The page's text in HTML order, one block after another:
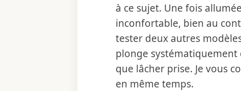
à ce sujet. Une fois
inconfortable, bien au
tester deux autres
plonge
que lâcher prise. Je vous
en même temps.